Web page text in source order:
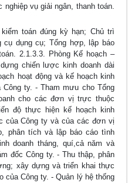
vụ giải ngân, thanh toán.
toán đúng kỳ hạn; Chủ trì
dụng cụ; Tổng hợp, lập báo
2.1.3.3. Phòng Kế hoạch –
chiến lược kinh doanh dài
hoạt động và kế hoạch kinh
Công ty. - Tham mưu cho Tổng
cho các đơn vị trực thuộc
độ thực hiện kế hoạch kinh
của Công ty và của các đơn vị
phân tích và lập báo cáo tình
doanh tháng, quí,cả năm và
đốc Công ty. - Thu thập, phân
xây dựng và triển khai thực
của Công ty. - Quản lý hệ thống